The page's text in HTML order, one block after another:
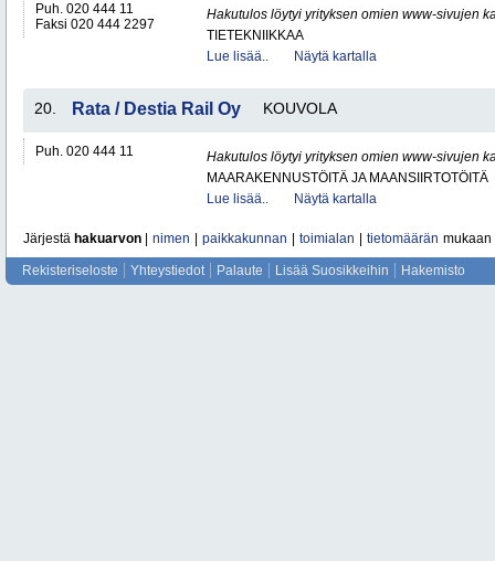
Puh. 020 444 11
Faksi 020 444 2297
Hakutulos löytyi yrityksen omien www-sivujen
TIETEKNIIKKAA
Lue lisää..
Näytä kartalla
20. Rata / Destia Rail Oy KOUVOLA
Puh. 020 444 11
Hakutulos löytyi yrityksen omien www-sivujen
MAARAKENNUSTÖITÄ JA MAANSIIRTOTÖITÄ
Lue lisää..
Näytä kartalla
Järjestä hakuarvon nimen paikkakunnan toimialan tietomäärän mukaan
Rekisteriseloste Yhteystiedot Palaute Lisää Suosikkeihin Hakemisto